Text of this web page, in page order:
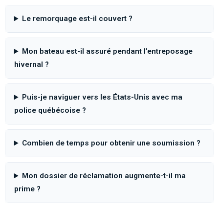
Le remorquage est-il couvert ?
Mon bateau est-il assuré pendant l’entreposage
hivernal ?
Puis-je naviguer vers les États-Unis avec ma
police québécoise ?
Combien de temps pour obtenir une soumission ?
Mon dossier de réclamation augmente-t-il ma
prime ?